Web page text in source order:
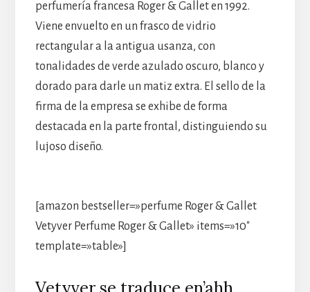
perfumería francesa Roger & Gallet en 1992.
Viene envuelto en un frasco de vidrio
rectangular a la antigua usanza, con
tonalidades de verde azulado oscuro, blanco y
dorado para darle un matiz extra. El sello de la
firma de la empresa se exhibe de forma
destacada en la parte frontal, distinguiendo su
lujoso diseño.
[amazon bestseller=»perfume Roger & Gallet
Vetyver Perfume Roger & Gallet» items=»10″
template=»table»]